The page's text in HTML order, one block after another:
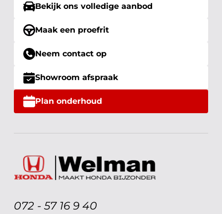
Bekijk ons volledige aanbod
Maak een proefrit
Neem contact op
Showroom afspraak
Plan onderhoud
072 - 57 16 9 40